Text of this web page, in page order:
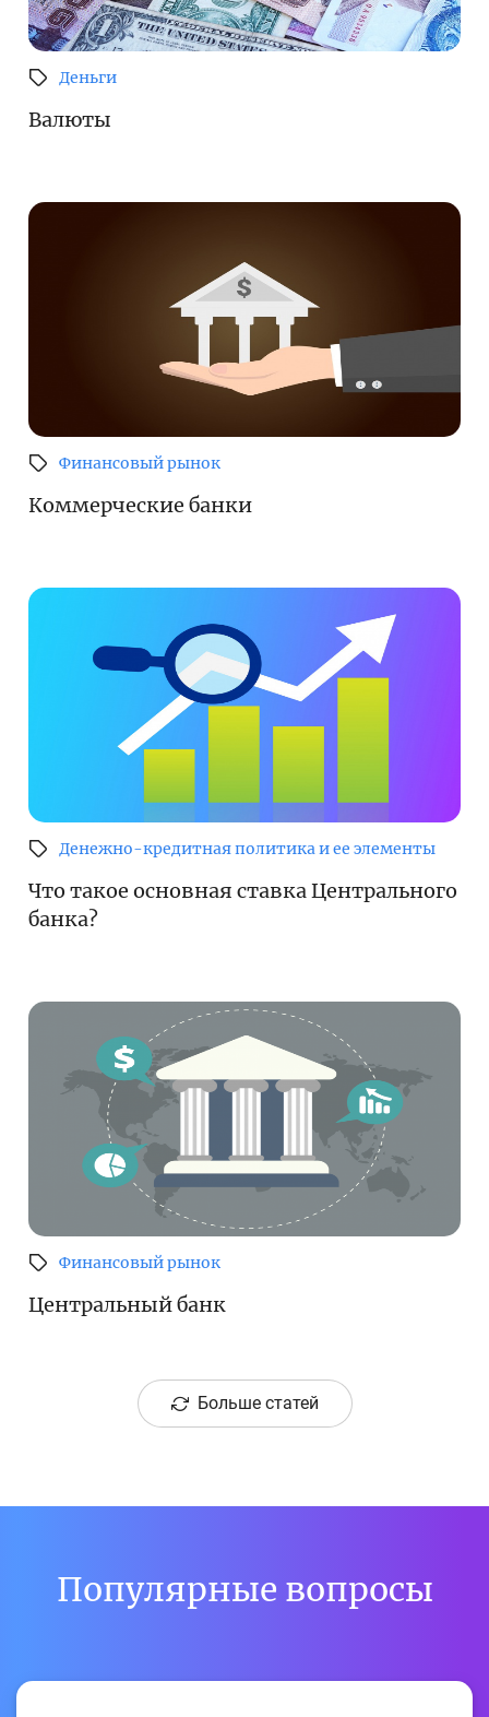
Деньги
Валюты
Финансовый рынок
Коммерческие банки
Денежно-кредитная политика и ее элементы
Что такое основная ставка Центрального
банка?
Финансовый рынок
Центральный банк
Больше статей
Популярные вопросы